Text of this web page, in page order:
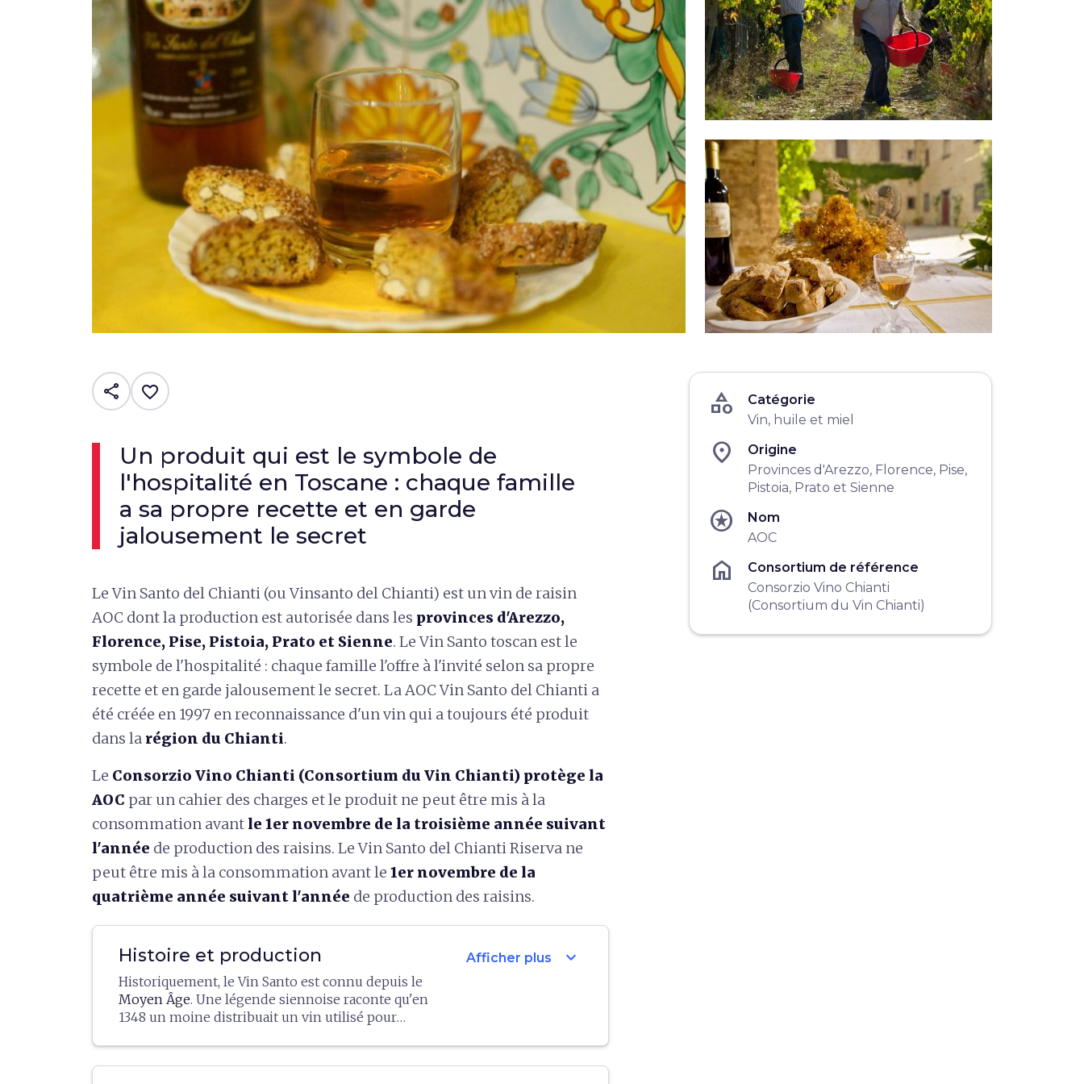
share favorite_border
Un produit qui est le symbole de
l'hospitalité en Toscane : chaque famille
a sa propre recette et en garde
jalousement le secret
Le Vin Santo del Chianti (ou Vinsanto del Chianti) est un vin de raisin
AOC dont la production est autorisée dans les provinces d'Arezzo,
Florence, Pise, Pistoia, Prato et Sienne. Le Vin Santo toscan est le
symbole de l'hospitalité : chaque famille l'offre à l'invité selon sa propre
recette et en garde jalousement le secret. La AOC Vin Santo del Chianti a
été créée en 1997 en reconnaissance d'un vin qui a toujours été produit
dans la région du Chianti.
Le Consorzio Vino Chianti (Consortium du Vin Chianti) protège la
AOC par un cahier des charges et le produit ne peut être mis à la
consommation avantle 1er novembre de la troisième année suivant
l'année de production des raisins. Le Vin Santo del Chianti Riserva ne
peut être mis à la consommation avant le 1er novembre de la
quatrième année suivant l'année de production des raisins.
Histoire et production
Historiquement, le Vin Santo est connu depuis le
Moyen Âge. Une légende siennoise raconte qu'en
1348 un moine distribuait un vin utilisé pour
croyance qu'il s'agissait d'un vin miraculeux, c'est-
à-dire « saint ». Il n'est pas exclu que l’appellation
Le Vin Santo était produit en cueillant les
meilleures raisins(récoltés « per scelti »), puis en
Afficher plus expand_more
category
Catégorie
Vin, huile et miel
place
Origine
Provinces d'Arezzo, Florence, Pise,
Pistoia, Prato et Sienne
stars
Nom
AOC
home
Consortium de référence
Consorzio Vino Chianti
(Consortium du Vin Chianti)